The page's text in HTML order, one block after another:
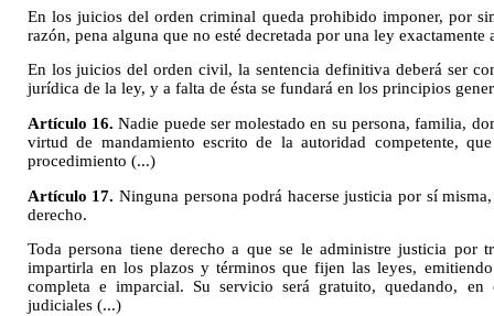
En los juicios del orden criminal queda prohibido imponer, por
razón, pena alguna que no esté decretada por una ley
En los juicios del orden civil, la sentencia definitiva deberá ser
jurídica de la ley, y a falta de ésta se fundará en los principios
Artículo 16.Nadie puede ser molestado en su persona, familia,
virtud de mandamiento escrito de la autoridad competente,
procedimiento (...)
Artículo 17. Ninguna persona podrá hacerse justicia por sí
derecho.
Toda persona tiene derecho a que se le administre justicia por
impartirla en los plazos y términos que fijen las leyes,
completa e imparcial. Su servicio será gratuito, quedando, en
judiciales (...)